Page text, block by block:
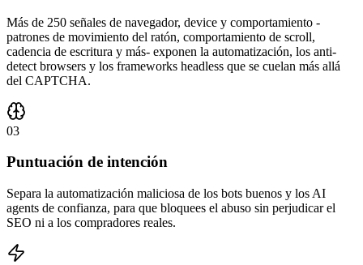
Más de 250 señales de navegador, device y comportamiento -
patrones de movimiento del ratón, comportamiento de scroll,
cadencia de escritura y más- exponen la automatización, los anti-
detect browsers y los frameworks headless que se cuelan más allá
del CAPTCHA.
03
Puntuación de intención
Separa la automatización maliciosa de los bots buenos y los AI
agents de confianza, para que bloquees el abuso sin perjudicar el
SEO ni a los compradores reales.